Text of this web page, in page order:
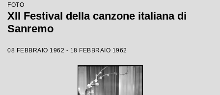
FOTO
XII Festival della canzone italiana di
Sanremo
08 FEBBRAIO 1962 - 18 FEBBRAIO 1962